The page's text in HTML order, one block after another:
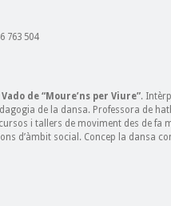
763 504
de “Moure’ns per Viure”.
de la dansa. Professora de
i tallers de moviment des de fa
d’àmbit social. Concep la dansa